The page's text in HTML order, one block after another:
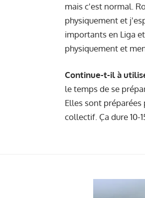
mais c'est normal.
physiquement et
importants en Liga
physiquement et
Continue-t-il à
le temps de se
Elles sont préparées
collectif. Ça dure 10-